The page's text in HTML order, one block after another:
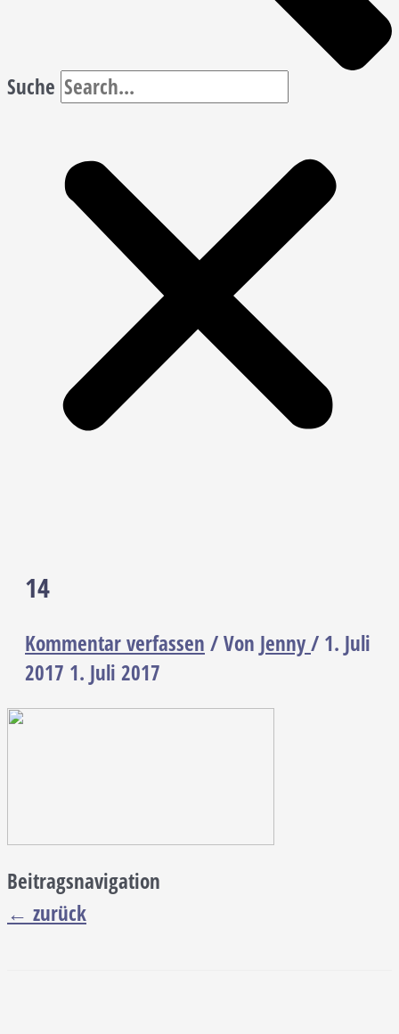
Suche
14
Kommentar verfassen / Von Jenny/ 1. Juli
2017 1. Juli 2017
Beitragsnavigation
← zurück